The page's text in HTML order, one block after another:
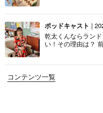
ポッドキャスト |
乾太くんならラン
い！その理由は？
コンテンツ一覧